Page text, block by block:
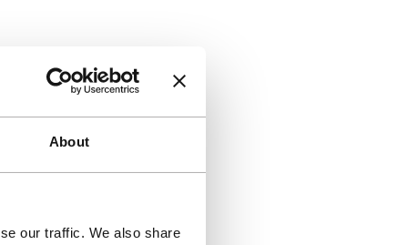
About
our traffic. We also share